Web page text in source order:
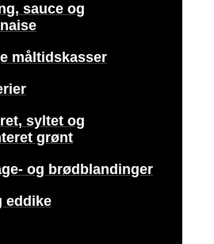
sauce og
måltidskasser
syltet og
grønt
og brødblandinger
eddike